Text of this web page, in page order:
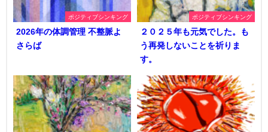
ポジティブシンキング
2026年の体調管理 不整脈よ
さらば
ポジティブシンキング
２０２５年も元気でした。も
う再発しないことを祈りま
す。